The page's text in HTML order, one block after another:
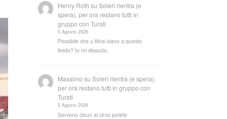
Henry Roth suSoleri rientra (e
spera), per ora restano tutti in
gruppo con Turati
5 Agosto 2026
Possibile che u tifosi siano a questo
livello? Io mi dissocio.
Massimo suSoleri rientra (e spera),
per ora restano tutti in gruppo con
Turati
5 Agosto 2026
Servono cloun al circo potete